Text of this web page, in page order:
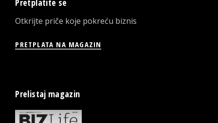
Pretplatite se
Otkrijte priče koje pokreću biznis
PRETPLATA NA MAGAZIN
Prelistaj magazin